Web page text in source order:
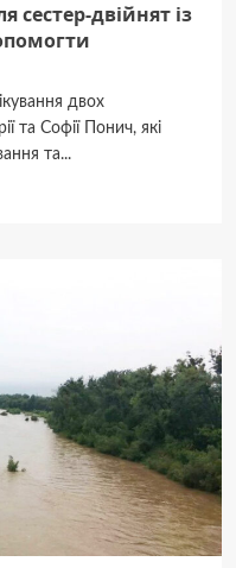
сестер-двійнят із
двох
та Софії Понич, які
та...